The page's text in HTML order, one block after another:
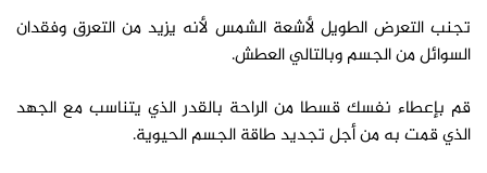
تجنب التعرض الطويل لأشعة الشمس لأنه يزيد من التعرق وفقدان
السوائل من الجسم وبالتالي العطش.
قم بإعطاء نفسك قسطا من الراحة بالقدر الذي يتناسب مع الجهد
الذي قمت به من أجل تجديد طاقة الجسم الحيوية.